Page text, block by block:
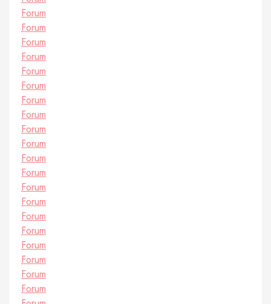
Forum
Forum
Forum
Forum
Forum
Forum
Forum
Forum
Forum
Forum
Forum
Forum
Forum
Forum
Forum
Forum
Forum
Forum
Forum
Forum